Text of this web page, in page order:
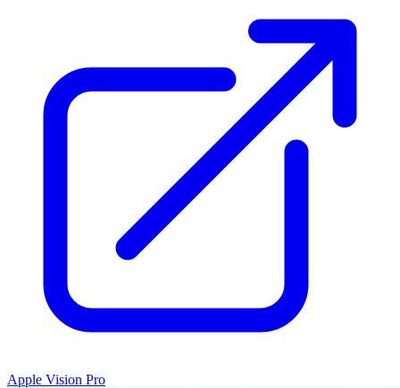
Apple Vision Pro